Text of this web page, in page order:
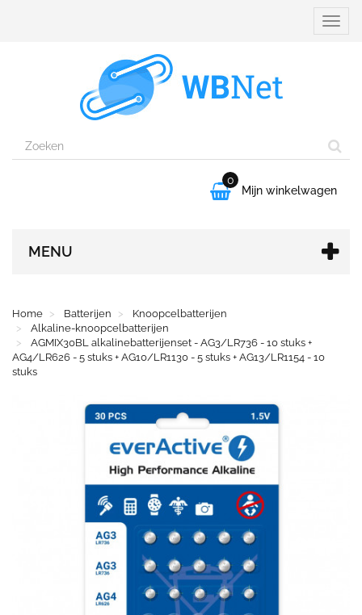

0
Mijn winkelwagen
MENU
Home Batterijen
Knoopcelbatterijen
Alkaline-knoopcelbatterijen
AGMIX30BL alkalinebatterijenset - AG3/LR736 - 10 stuks +
AG4/LR626 - 5 stuks + AG10/LR1130 - 5 stuks + AG13/LR1154 - 10
stuks